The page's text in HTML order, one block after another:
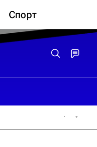
Спорт